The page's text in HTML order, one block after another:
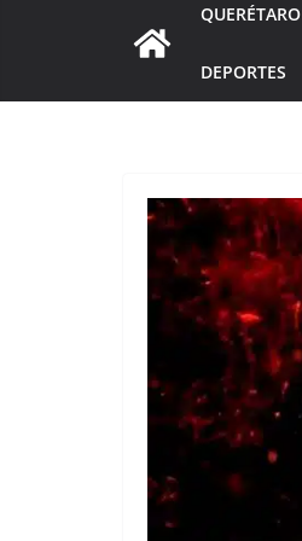
QUERÉTARO
DEPORTES